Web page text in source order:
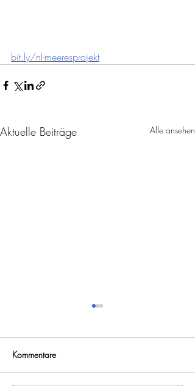
bit.ly/nl-meeresprojekt
Aktuelle Beiträge Alle ansehen
Kommentare